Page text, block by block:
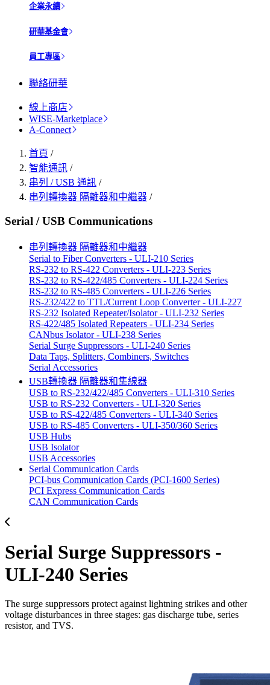
企業永續
研華基金會
員工專區
聯絡研華
線上商店
WISE-Marketplace
A-Connect
首頁 /
智能通訊 /
串列 / USB 通訊 /
串列轉換器 隔離器和中繼器 /
Serial / USB Communications
串列轉換器 隔離器和中繼器
Serial to Fiber Converters - ULI-210 Series
RS-232 to RS-422 Converters - ULI-223 Series
RS-232 to RS-422/485 Converters - ULI-224 Series
RS-232 to RS-485 Converters - ULI-226 Series
RS-232/422 to TTL/Current Loop Converter - ULI-227
RS-232 Isolated Repeater/Isolator - ULI-232 Series
RS-422/485 Isolated Repeaters - ULI-234 Series
CANbus Isolator - ULI-238 Series
Serial Surge Suppressors - ULI-240 Series
Data Taps, Splitters, Combiners, Switches
Serial Accessories
USB轉換器 隔離器和集線器
USB to RS-232/422/485 Converters - ULI-310 Series
USB to RS-232 Converters - ULI-320 Series
USB to RS-422/485 Converters - ULI-340 Series
USB to RS-485 Converters - ULI-350/360 Series
USB Hubs
USB Isolator
USB Accessories
Serial Communication Cards
PCI-bus Communication Cards (PCI-1600 Series)
PCI Express Communication Cards
CAN Communication Cards
Serial Surge Suppressors -
ULI-240 Series
The surge suppressors protect against lightning strikes and other
voltage disturbances in three stages: gas discharge tube, series
resistor, and TVS.